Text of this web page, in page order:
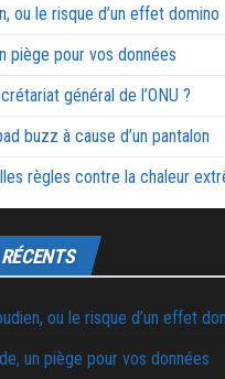
ou le risque d’un effet domino
piège pour vos données
général de l’ONU ?
buzz à cause d’un pantalon
règles contre la chaleur
ou le risque d’un effet
un piège pour vos données